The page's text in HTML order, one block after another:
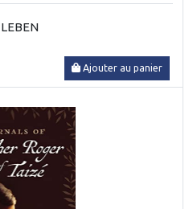
Ajouter au panier